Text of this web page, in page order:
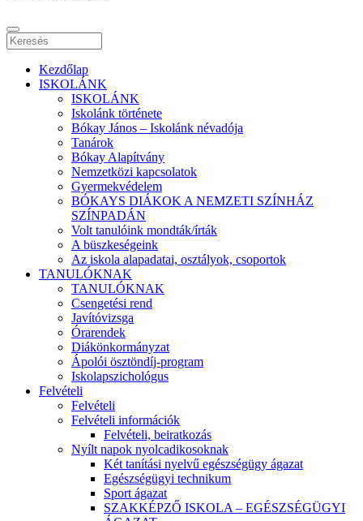
Kezdőlap
ISKOLÁNK
ISKOLÁNK
Iskolánk története
Bókay János – Iskolánk névadója
Tanárok
Bókay Alapítvány
Nemzetközi kapcsolatok
Gyermekvédelem
BÓKAYS DIÁKOK A NEMZETI SZÍNHÁZ
SZÍNPADÁN
Volt tanulóink mondták/írták
A büszkeségeink
Az iskola alapadatai, osztályok, csoportok
TANULÓKNAK
TANULÓKNAK
Csengetési rend
Javítóvizsga
Órarendek
Diákönkormányzat
Ápolói ösztöndíj-program
Iskolapszichológus
Felvételi
Felvételi
Felvételi információk
Felvételi, beiratkozás
Nyílt napok nyolcadikosoknak
Két tanítási nyelvű egészségügy ágazat
Egészségügyi technikum
Sport ágazat
SZAKKÉPZŐ ISKOLA – EGÉSZSÉGÜGYI